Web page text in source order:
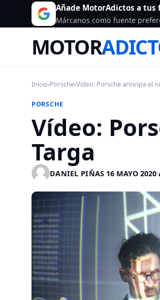
Añade MotorAdictos a tus
Márcanos como fuente
MOTOR
Inicio›Porsche›Vídeo: Porsche anticipa el
PORSCHE
Vídeo:
Targa
DANIEL PIÑAS·16 MAYO 2020·